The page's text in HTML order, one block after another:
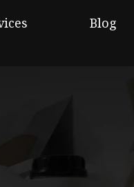
Blog